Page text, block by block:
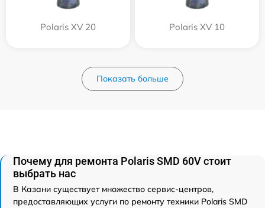
Polaris XV 20 Polaris XV 10
Показать больше
Почему для ремонта Polaris SMD 60V стоит
выбрать нас
В Казани существует множество сервис-центров,
предоставляющих услуги по ремонту техники Polaris SMD